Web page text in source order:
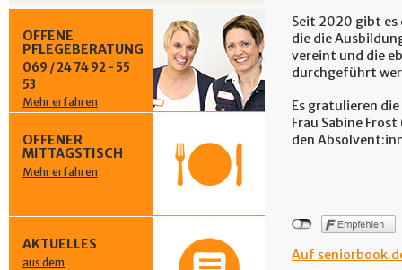
OFFENE
PFLEGEBERATUNG
069 / 24 74 92 - 55
53
Mehr erfahren
OFFENER
MITTAGSTISCH
Mehr erfahren
AKTUELLES
aus dem
Seit 2020 gibt
die die
vereint und die
durchgeführt
Es gratulieren
Frau Sabine
den
Auf